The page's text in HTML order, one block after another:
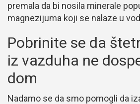
premala da bi nosila minerale
magnezijuma koji se nalaze u
Pobrinite se da
iz vazduha ne
dom
Nadamo se da smo pomogli da